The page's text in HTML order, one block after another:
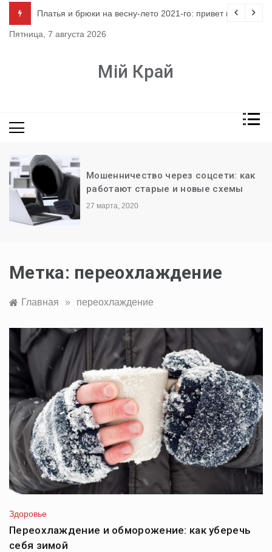
содержимому
Платья и брюки на весну-лето 2021-го: привет из 80-х
Пятница, 7 августа 2026
Мій Край
Мошенничество через соцсети: как
работают старые и новые схемы
27 марта, 2020
Метка: переохлаждение
Главная » переохлаждение
Здоровье
Переохлаждение и обморожение: как уберечь
себя зимой